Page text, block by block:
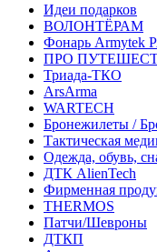
Идеи подарков
ВОЛОНТЁРАМ
Фонарь Armytek
ПРО
Триада-ТКО
ArsArma
WARTECH
Бронежилеты /
Тактическая
Одежда, обувь,
ДТК AlienTech
Фирменная
THERMOS
Патчи/Шевроны
ДТКП